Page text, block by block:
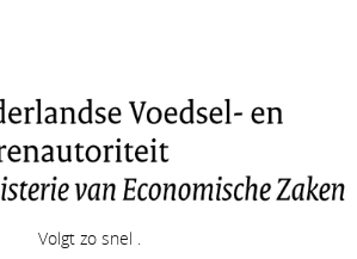
Volgt zo snel .